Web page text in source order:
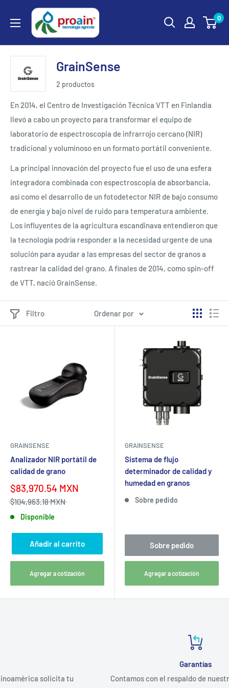
0
GrainSense
2 productos
En 2014, el Centro de Investigación Técnica VTT en Finlandia
llevó a cabo un proyecto para transformar el equipo de
laboratorio de espectroscopia de infrarrojo cercano (NIR)
tradicional y voluminoso en un formato portátil conveniente.
La principal innovación del proyecto fue el uso de una esfera
integradora combinada con espectroscopia de absorbancia,
así como el desarrollo de un fotodetector NIR de bajo consumo
de energía y bajo nivel de ruido para temperatura ambiente.
Los influyentes de la agricultura escandinava entendieron que
la tecnología podría responder a la necesidad urgente de una
solución para ayudar a las empresas del sector de granos a
rastrear la calidad del grano. A finales de 2014, como spin-off
de VTT, nació GrainSense.
Filtro Ordenar por
GRAINSENSE
Analizador NIR portátil de
calidad de grano
$83,970.54 MXN
$104,963.18 MXN
Disponible
Añadir al carrito
Agregar a cotización
GRAINSENSE
Sistema de flujo
determinador de calidad y
humedad en granos
Sobre pedido
Sobre pedido
Agregar a cotización
tu
Contamos con el respaldo de nuestros proveedores